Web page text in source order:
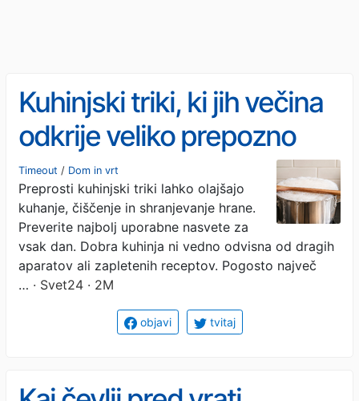
Kuhinjski triki, ki jih večina
odkrije veliko prepozno
Timeout / Dom in vrt
Preprosti kuhinjski triki lahko olajšajo
kuhanje, čiščenje in shranjevanje hrane.
Preverite najbolj uporabne nasvete za
vsak dan. Dobra kuhinja ni vedno odvisna od dragih
aparatov ali zapletenih receptov. Pogosto največ
… · Svet24 · 2M
objavi tvitaj